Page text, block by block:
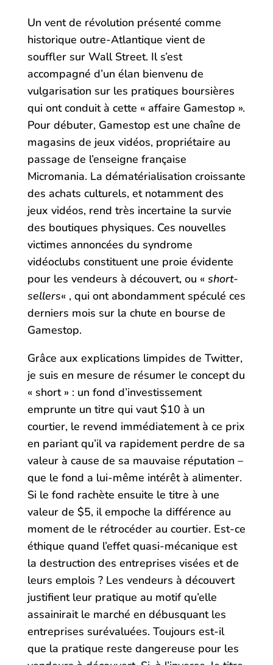
Un vent de révolution présenté comme
historique outre-Atlantique vient de
souffler sur Wall Street. Il s’est
accompagné d’un élan bienvenu de
vulgarisation sur les pratiques boursières
qui ont conduit à cette « affaire Gamestop ».
Pour débuter, Gamestop est une chaîne de
magasins de jeux vidéos, propriétaire au
passage de l’enseigne française
Micromania. La dématérialisation croissante
des achats culturels, et notamment des
jeux vidéos, rend très incertaine la survie
des boutiques physiques. Ces nouvelles
victimes annoncées du syndrome
vidéoclubs constituent une proie évidente
pour les vendeurs à découvert, ou « short-
sellers« , qui ont abondamment spéculé ces
derniers mois sur la chute en bourse de
Gamestop.
Grâce aux explications limpides de Twitter,
je suis en mesure de résumer le concept du
« short » : un fond d’investissement
emprunte un titre qui vaut $10 à un
courtier, le revend immédiatement à ce prix
en pariant qu’il va rapidement perdre de sa
valeur à cause de sa mauvaise réputation –
que le fond a lui-même intérêt à alimenter.
Si le fond rachète ensuite le titre à une
valeur de $5, il empoche la différence au
moment de le rétrocéder au courtier. Est-ce
éthique quand l’effet quasi-mécanique est
la destruction des entreprises visées et de
leurs emplois ? Les vendeurs à découvert
justifient leur pratique au motif qu’elle
assainirait le marché en débusquant les
entreprises surévaluées. Toujours est-il
que la pratique reste dangereuse pour les